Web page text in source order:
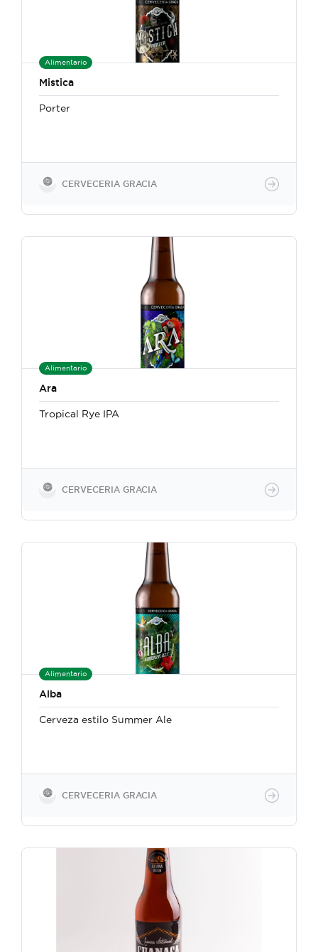
botellas contienen 350 ml equivalentes a 12 oz y
también podemos trabajar con barriles. Las
botellas vienen empacadas en cajas de cartón
corrugado con 24 unidades.
Alimentario
Mistica
Porter
CERVECERIA GRACIA
Alimentario
Ara
Tropical Rye IPA
CERVECERIA GRACIA
Alimentario
Alba
Cerveza estilo Summer Ale
CERVECERIA GRACIA